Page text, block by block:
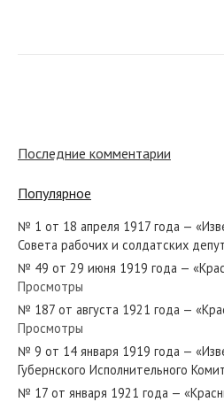
№ 240 от октября 1964 года —
№ 123 от мая 1964 года —
Последние комментарии
Популярное
№ 1 от 18 апреля 1917 года —
Совета рабочих и солдатских
№ 49 от 29 июня 1919 года —
Просмотры
№ 187 от августа 1921 года —
Просмотры
№ 9 от 14 января 1919 года —
Губернского Исполнительного
№ 17 от января 1921 года —